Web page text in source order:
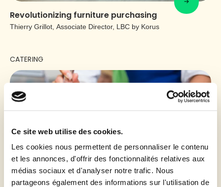
Ce site web utilise des cookies.
Les cookies nous permettent de personnaliser le contenu
et les annonces, d'offrir des fonctionnalités relatives aux
médias sociaux et d'analyser notre trafic. Nous
partageons également des informations sur l'utilisation de
Revolutionizing furniture purchasing
Thierry Grillot, Associate Director, LBC by Korus
CATERING